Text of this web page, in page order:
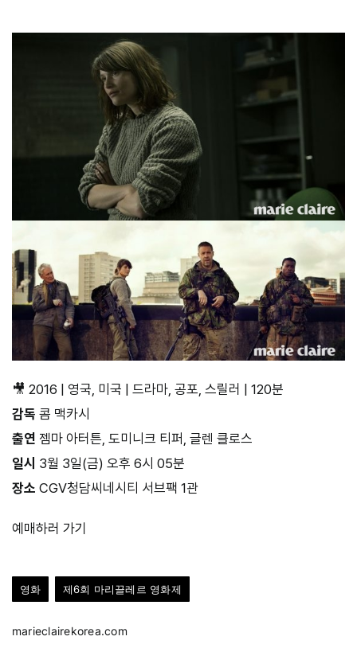
🎥 2016 | 영국, 미국 | 드라마, 공포, 스릴러 | 120분
감독 콤 맥카시
출연 젬마 아터튼, 도미니크 티퍼, 글렌 클로스
일시 3월 3일(금) 오후 6시 05분
장소 CGV청담씨네시티 서브팩 1관
예매하러 가기
영화 제6회 마리끌레르 영화제
marieclairekorea.com